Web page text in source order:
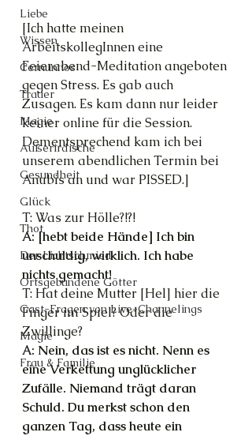
Liebe
Wissen
Cernunnos
Trauer
Magie
Außerirdische
Gesundheit
Glück
Thot
Der Lichtschmied
Ortsgebundene Götter
Gast-Fragen von Live-Channelings
Magie
Frau & Familie
[Ich hatte meinen
ArbeitskollegInnen eine
Feierabend-Meditation angeboten
gegen Stress. Es gab auch
Zusagen. Es kam dann nur leider
keiner online für die Session.
Dementsprechend kam ich bei
unserem abendlichen Termin bei
Anubis an und war PISSED.]
T: Was zur Hölle?!?!
A: [hebt beide Hände] Ich bin
unschuldig, wirklich. Ich habe
nichts gemacht!
T: Hat deine Mutter [Hel] hier die
Finger im Spiel? Oder die
Zwillinge?
A: Nein, das ist es nicht. Nenn es
eine Verkettung unglücklicher
Zufälle. Niemand trägt daran
Schuld. Du merkst schon den
ganzen Tag, dass heute ein